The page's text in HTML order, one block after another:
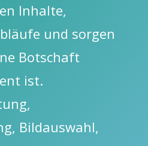
Inhalte,
und sorgen
Botschaft
ist.
Bildauswahl,